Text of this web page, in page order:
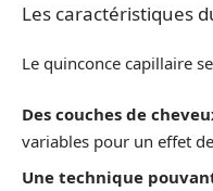
Les caractéristiques
Le quinconce capillaire
Des couches de
variables pour un effet
Une technique